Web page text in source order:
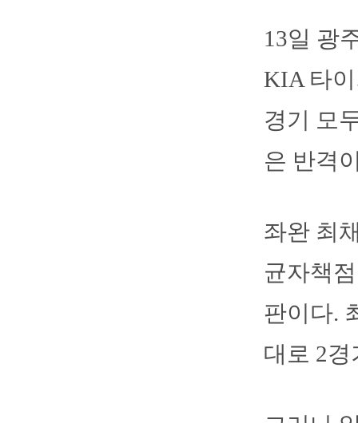
13일 광
KIA 타
경기 모
은 반격
좌완 최
균자책
판이다.
대로 2